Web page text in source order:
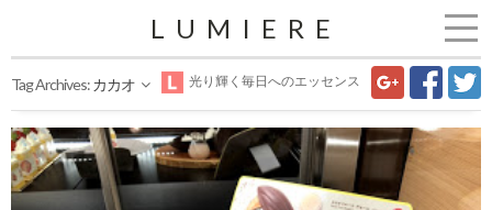
LUMIERE
光り輝く毎日へのエッセンス
Tag Archives:カカオ